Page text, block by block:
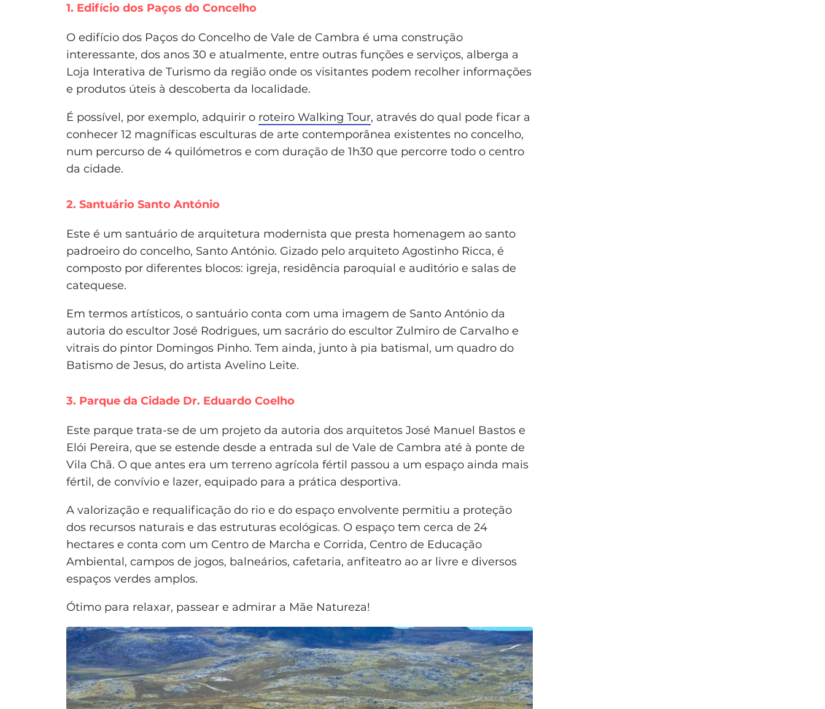
1. Edifício dos Paços do Concelho
O edifício dos Paços do Concelho de Vale de Cambra é uma construção
interessante, dos anos 30 e atualmente, entre outras funções e serviços, alberga a
Loja Interativa de Turismo da região onde os visitantes podem recolher informações
e produtos úteis à descoberta da localidade.
É possível, por exemplo, adquirir o roteiro Walking Tour, através do qual pode ficar a
conhecer 12 magníficas esculturas de arte contemporânea existentes no concelho,
num percurso de 4 quilómetros e com duração de 1h30 que percorre todo o centro
da cidade.
2. Santuário Santo António
Este é um santuário de arquitetura modernista que presta homenagem ao santo
padroeiro do concelho, Santo António. Gizado pelo arquiteto Agostinho Ricca, é
composto por diferentes blocos: igreja, residência paroquial e auditório e salas de
catequese.
Em termos artísticos, o santuário conta com uma imagem de Santo António da
autoria do escultor José Rodrigues, um sacrário do escultor Zulmiro de Carvalho e
vitrais do pintor Domingos Pinho. Tem ainda, junto à pia batismal, um quadro do
Batismo de Jesus, do artista Avelino Leite.
3. Parque da Cidade Dr. Eduardo Coelho
Este parque trata-se de um projeto da autoria dos arquitetos José Manuel Bastos e
Elói Pereira, que se estende desde a entrada sul de Vale de Cambra até à ponte de
Vila Chã. O que antes era um terreno agrícola fértil passou a um espaço ainda mais
fértil, de convívio e lazer, equipado para a prática desportiva.
A valorização e requalificação do rio e do espaço envolvente permitiu a proteção
dos recursos naturais e das estruturas ecológicas. O espaço tem cerca de 24
hectares e conta com um Centro de Marcha e Corrida, Centro de Educação
Ambiental, campos de jogos, balneários, cafetaria, anfiteatro ao ar livre e diversos
espaços verdes amplos.
Ótimo para relaxar, passear e admirar a Mãe Natureza!